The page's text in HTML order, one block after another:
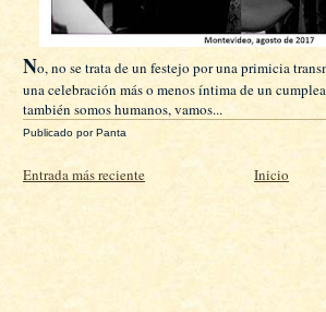
No, no se trata de un festejo por una primicia
una celebración más o menos íntima de un
también somos humanos, vamos...
Publicado porPanta
Entrada más reciente Inicio